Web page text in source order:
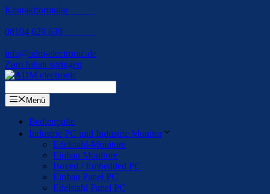
Kontaktformular
08104 629 630
info@adm-electronic.de
Zum Inhalt springen
Menü
Bedienpulte
Industrie PC und Industrie Monitor
Edelstahl-Monitore
Einbau Monitore
Boxed / Embedded PC
Einbau Panel PC
Edelstahl Panel PC